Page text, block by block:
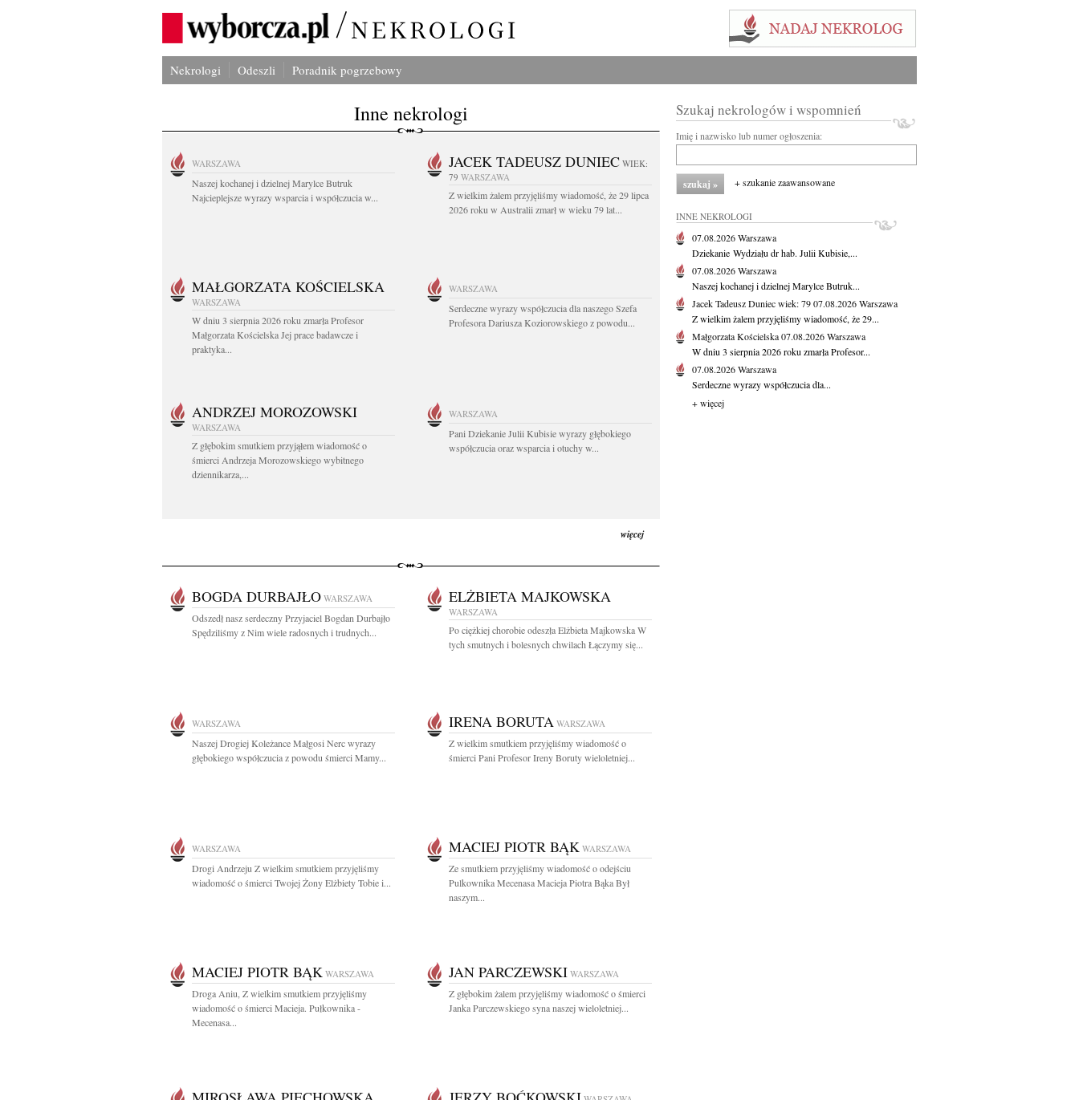
Nekrologi Odeszli Poradnik pogrzebowy
Inne nekrologi
WARSZAWA
Naszej kochanej i dzielnej Marylce Butruk
Najcieplejsze wyrazy wsparcia i współczucia w...
JACEK TADEUSZ DUNIEC WIEK:
79 WARSZAWA
Z wielkim żalem przyjęliśmy wiadomość, że 29 lipca
2026 roku w Australii zmarł w wieku 79 lat...
MAŁGORZATA KOŚCIELSKA
WARSZAWA
W dniu 3 sierpnia 2026 roku zmarła Profesor
Małgorzata Kościelska Jej prace badawcze i
praktyka...
WARSZAWA
Serdeczne wyrazy współczucia dla naszego Szefa
Profesora Dariusza Koziorowskiego z powodu...
ANDRZEJ MOROZOWSKI
WARSZAWA
Z głębokim smutkiem przyjąłem wiadomość o
śmierci Andrzeja Morozowskiego wybitnego
dziennikarza,...
WARSZAWA
Pani Dziekanie Julii Kubisie wyrazy głębokiego
współczucia oraz wsparcia i otuchy w...
więcej
BOGDA DURBAJŁO WARSZAWA
Odszedł nasz serdeczny Przyjaciel Bogdan Durbajło
Spędziliśmy z Nim wiele radosnych i trudnych...
ELŻBIETA MAJKOWSKA
WARSZAWA
Po ciężkiej chorobie odeszła Elżbieta Majkowska W
tych smutnych i bolesnych chwilach Łączymy się...
WARSZAWA
Naszej Drogiej Koleżance Małgosi Nerc wyrazy
głębokiego współczucia z powodu śmierci Mamy...
IRENA BORUTA WARSZAWA
Z wielkim smutkiem przyjęliśmy wiadomość o
śmierci Pani Profesor Ireny Boruty wieloletniej...
WARSZAWA
Drogi Andrzeju Z wielkim smutkiem przyjęliśmy
wiadomość o śmierci Twojej Żony Elżbiety Tobie i...
MACIEJ PIOTR BĄK WARSZAWA
Ze smutkiem przyjęliśmy wiadomość o odejściu
Pulkownika Mecenasa Macieja Piotra Bąka Był
naszym...
MACIEJ PIOTR BĄK WARSZAWA
Droga Aniu, Z wielkim smutkiem przyjęliśmy
wiadomość o śmierci Macieja. Pułkownika -
Mecenasa...
JAN PARCZEWSKI WARSZAWA
Z głębokim żalem przyjęliśmy wiadomość o śmierci
Janka Parczewskiego syna naszej wieloletniej...
Szukaj nekrologów i wspomnień
Imię i nazwisko lub numer ogłoszenia:
+ szukanie zaawansowane
INNE NEKROLOGI
07.08.2026Warszawa
Dziekanie Wydziału dr hab. Julii Kubisie,...
07.08.2026Warszawa
Naszej kochanej i dzielnej Marylce Butruk...
Jacek Tadeusz Duniecwiek: 7907.08.2026Warszawa
Z wielkim żalem przyjęliśmy wiadomość, że 29...
Małgorzata Kościelska07.08.2026Warszawa
W dniu 3 sierpnia 2026 roku zmarła Profesor...
07.08.2026Warszawa
Serdeczne wyrazy współczucia dla...
+ więcej